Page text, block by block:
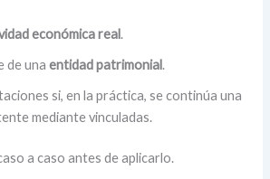
económica real.
de unaentidad patrimonial.
si, en la práctica, se continúa una
mediante vinculadas.
a caso antes de aplicarlo.